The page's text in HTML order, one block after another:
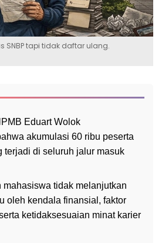
SNBP tapi tidak daftar ulang.
Eduart Wolok
akumulasi 60 ribu peserta
terjadi di seluruh jalur masuk
mahasiswa tidak melanjutkan
oleh kendala finansial, faktor
ketidaksesuaian minat karier